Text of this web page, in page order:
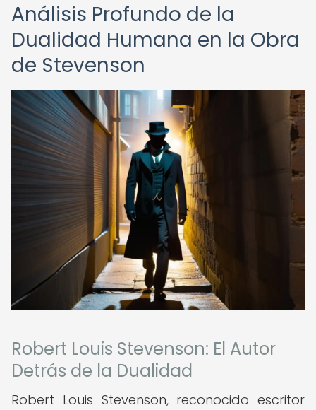
Análisis Profundo de la
Dualidad Humana en la Obra
de Stevenson
Robert Louis Stevenson: El Autor
Detrás de la Dualidad
Robert Louis Stevenson, reconocido escritor